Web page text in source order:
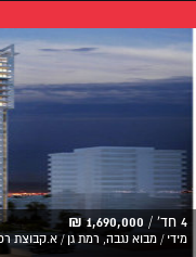
4 חד' / 1,690,000 ₪
מידי / מבוא נגבה, רמת גן / א.קבוצת